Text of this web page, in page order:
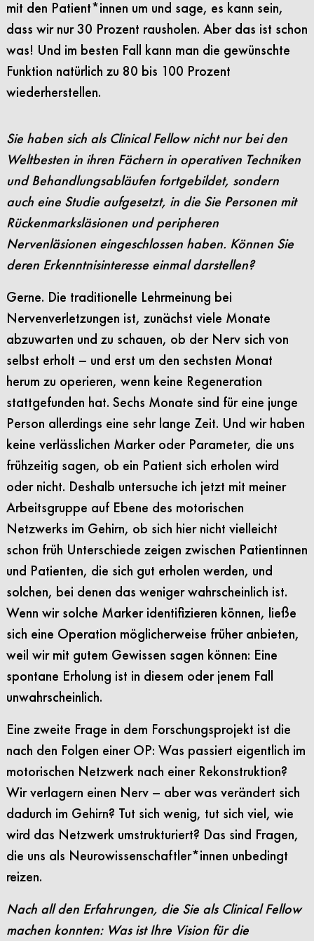
mit den Patient*innen um und sage, es kann sein,
dass wir nur 30 Prozent rausholen. Aber das ist schon
was! Und im besten Fall kann man die gewünschte
Funktion natürlich zu 80 bis 100 Prozent
wiederherstellen.
Sie haben sich als Clinical Fellow nicht nur bei den
Weltbesten in ihren Fächern in operativen Techniken
und Behandlungsabläufen fortgebildet, sondern
auch eine Studie aufgesetzt, in die Sie Personen mit
Rückenmarksläsionen und peripheren
Nervenläsionen eingeschlossen haben. Können Sie
deren Erkenntnisinteresse einmal darstellen?
Gerne. Die traditionelle Lehrmeinung bei
Nervenverletzungen ist, zunächst viele Monate
abzuwarten und zu schauen, ob der Nerv sich von
selbst erholt – und erst um den sechsten Monat
herum zu operieren, wenn keine Regeneration
stattgefunden hat. Sechs Monate sind für eine junge
Person allerdings eine sehr lange Zeit. Und wir haben
keine verlässlichen Marker oder Parameter, die uns
frühzeitig sagen, ob ein Patient sich erholen wird
oder nicht. Deshalb untersuche ich jetzt mit meiner
Arbeitsgruppe auf Ebene des motorischen
Netzwerks im Gehirn, ob sich hier nicht vielleicht
schon früh Unterschiede zeigen zwischen Patientinnen
und Patienten, die sich gut erholen werden, und
solchen, bei denen das weniger wahrscheinlich ist.
Wenn wir solche Marker identifizieren können, ließe
sich eine Operation möglicherweise früher anbieten,
weil wir mit gutem Gewissen sagen können: Eine
spontane Erholung ist in diesem oder jenem Fall
unwahrscheinlich.
Eine zweite Frage in dem Forschungsprojekt ist die
nach den Folgen einer OP: Was passiert eigentlich im
motorischen Netzwerk nach einer Rekonstruktion?
Wir verlagern einen Nerv – aber was verändert sich
dadurch im Gehirn? Tut sich wenig, tut sich viel, wie
wird das Netzwerk umstrukturiert? Das sind Fragen,
die uns als Neurowissenschaftler*innen unbedingt
reizen.
Nach all den Erfahrungen, die Sie als Clinical Fellow
machen konnten: Was ist Ihre Vision für die